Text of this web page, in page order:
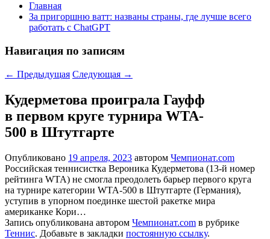
Главная
За пригоршню ватт: названы страны, где лучше всего
работать с ChatGPT
Навигация по записям
← Предыдущая Следующая →
Кудерметова проиграла Гауфф
в первом круге турнира WTA-
500 в Штутгарте
Опубликовано 19 апреля, 2023 автором Чемпионат.com
Российская теннисистка Вероника Кудерметова (13-й номер
рейтинга WTA) не смогла преодолеть барьер первого круга
на турнире категории WTA-500 в Штутгарте (Германия),
уступив в упорном поединке шестой ракетке мира
американке Кори…
Запись опубликована автором Чемпионат.com в рубрике
Теннис. Добавьте в закладки постоянную ссылку.